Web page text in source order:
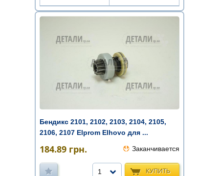
Бендикс 2101, 2102, 2103, 2104, 2105,
2106, 2107 Elprom Elhovo для ...
184.89 грн. Заканчивается
КУПИТЬ
1